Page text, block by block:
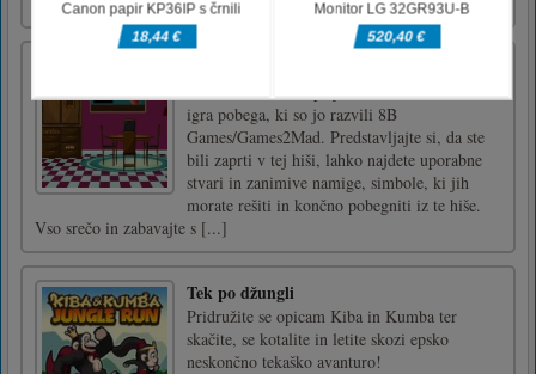
igra pobega, ki so jo razvili 8B
Games/Games2Mad. Predstavljajte si, da ste
bili zaprti v tej hiši, lahko najdete uporabne
stvari in zanimive namige, simbole, ki jih
morate rešiti in končno pobegniti iz te hiše.
Vso srečo in zabavajte s [...]
Tek po džungli
Pridružite se opicam Kiba in Kumba ter
skačite, se kotalite in letite skozi epsko
neskončno tekaško avanturo!